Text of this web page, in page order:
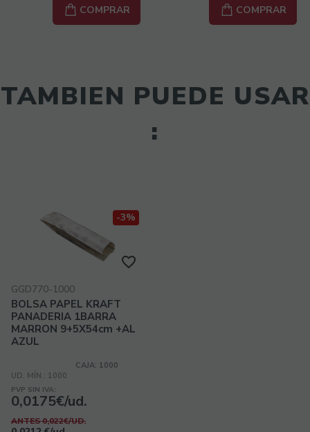
COMPRAR COMPRAR
TAMBIEN PUEDE USAR
:
-3%
GGD770-1000
BOLSA PAPEL KRAFT
PANADERIA 1BARRA
MARRON 9+5X54cm +AL
AZUL
CAJA: 1000
UD. MÍN.: 1000
PVP SIN IVA:
0,0175€/ud.
ANTES 0,022€/UD.